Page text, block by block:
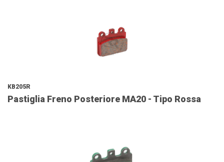
KB205R
Pastiglia Freno Posteriore MA20 - Tipo Rossa